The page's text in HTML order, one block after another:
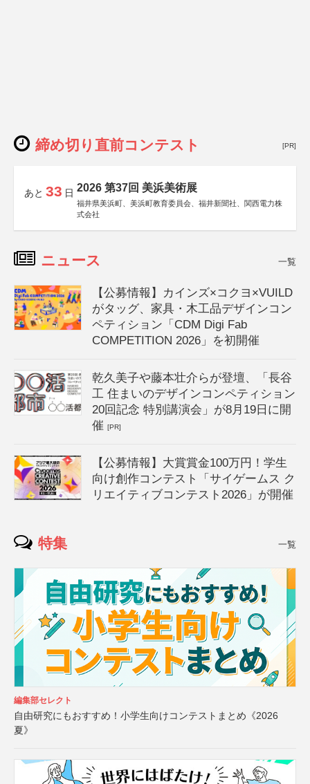
締め切り直前コンテスト [PR]
あと 33 日 2026 第37回 美浜美術展
福井県美浜町、美浜町教育委員会、福井新聞社、関西電力株
式会社
ニュース 一覧
【公募情報】カインズ×コクヨ×VUILD
がタッグ、家具・木工品デザインコン
ペティション「CDM Digi Fab
COMPETITION 2026」を初開催
乾久美子や藤本壮介らが登壇、「長谷
工 住まいのデザインコンペティション
20回記念 特別講演会」が8月19日に開
催[PR]
【公募情報】大賞賞金100万円！学生
向け創作コンテスト「サイゲームス ク
リエイティブコンテスト2026」が開催
特集 一覧
編集部セレクト
自由研究にもおすすめ！小学生向けコンテストまとめ《2026
夏》